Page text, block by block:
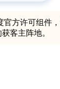
官方许可组件
客主阵地。